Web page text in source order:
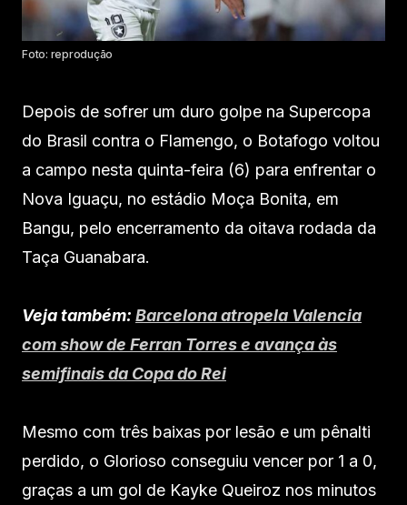
Foto: reprodução
Depois de sofrer um duro golpe na Supercopa
do Brasil contra o Flamengo, o Botafogo voltou
a campo nesta quinta-feira (6) para enfrentar o
Nova Iguaçu, no estádio Moça Bonita, em
Bangu, pelo encerramento da oitava rodada da
Taça Guanabara.
Veja também: Barcelona atropela Valencia
com show de Ferran Torres e avança às
semifinais da Copa do Rei
Mesmo com três baixas por lesão e um pênalti
perdido, o Glorioso conseguiu vencer por 1 a 0,
graças a um gol de Kayke Queiroz nos minutos